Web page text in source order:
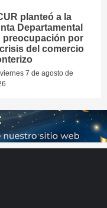
planteó a la
Departamental
preocupación por
crisis del comercio
viernes 7 de agosto de